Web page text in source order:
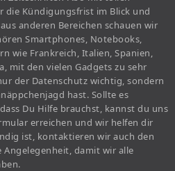
die Kündigungsfrist im Blick und
anderen Bereichen schauen wir
Smartphones, Notebooks,
wie Frankreich, Italien, Spanien,
mit den vielen Gadgets zu sehr
der Datenschutz wichtig, sondern
hast. Sollte es
Du Hilfe brauchst, kannst du uns
erreichen und wir helfen dir
ist, kontaktieren wir auch den
damit wir alle